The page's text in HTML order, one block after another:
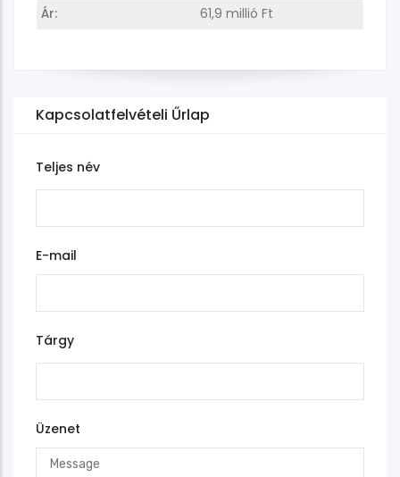
Ár: 61,9 millió Ft
Kapcsolatfelvételi Űrlap
Teljes név
E-mail
Tárgy
Üzenet